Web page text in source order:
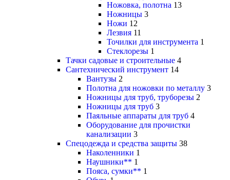
Ножовка, полотна 13
Ножницы 3
Ножи 12
Лезвия 11
Точилки для инструмента 1
Стеклорезы 1
Тачки садовые и строительные 4
Сантехнический инструмент 14
Вантузы 2
Полотна для ножовки по металлу 3
Ножницы для труб, труборезы 2
Ножницы для труб 3
Паяльные аппараты для труб 4
Оборудование для прочистки
канализации 3
Спецодежда и средства защиты 38
Наколенники 1
Наушники** 1
Пояса, сумки** 1